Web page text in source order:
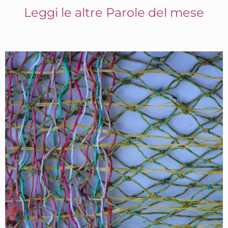
Leggi le altre Parole del mese